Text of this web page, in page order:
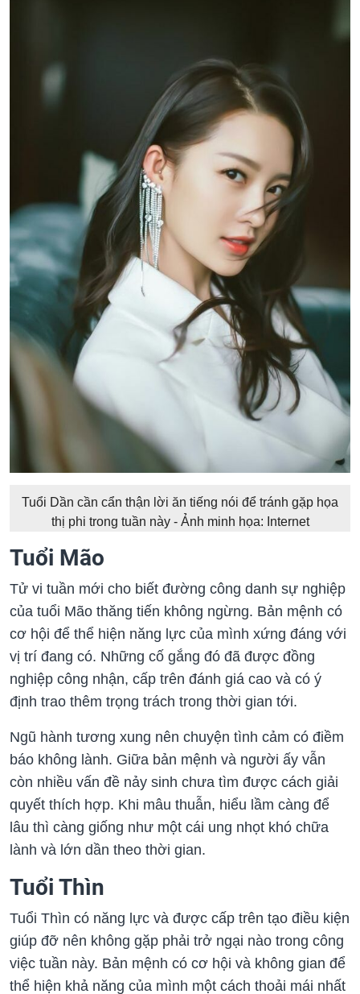
Tuổi Dần cần cẩn thận lời ăn tiếng nói để tránh gặp họa
thị phi trong tuần này - Ảnh minh họa: Internet
Tuổi Mão
Tử vi tuần mới cho biết đường công danh sự nghiệp
của tuổi Mão thăng tiến không ngừng. Bản mệnh có
cơ hội để thể hiện năng lực của mình xứng đáng với
vị trí đang có. Những cố gắng đó đã được đồng
nghiệp công nhận, cấp trên đánh giá cao và có ý
định trao thêm trọng trách trong thời gian tới.
Ngũ hành tương xung nên chuyện tình cảm có điềm
báo không lành. Giữa bản mệnh và người ấy vẫn
còn nhiều vấn đề nảy sinh chưa tìm được cách giải
quyết thích hợp. Khi mâu thuẫn, hiểu lầm càng để
lâu thì càng giống như một cái ung nhọt khó chữa
lành và lớn dần theo thời gian.
Tuổi Thìn
Tuổi Thìn có năng lực và được cấp trên tạo điều kiện
giúp đỡ nên không gặp phải trở ngại nào trong công
việc tuần này. Bản mệnh có cơ hội và không gian để
thể hiện khả năng của mình một cách thoải mái nhất